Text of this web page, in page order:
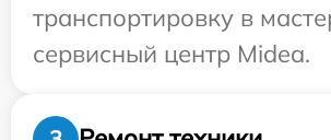
транспортировку в
сервисный центр Midea.